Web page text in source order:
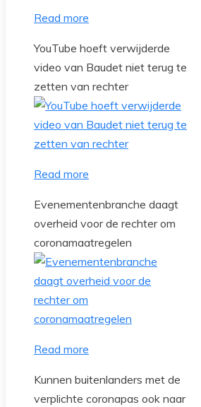
Read more
YouTube hoeft verwijderde
video van Baudet niet terug te
zetten van rechter
Read more
Evenementenbranche daagt
overheid voor de rechter om
coronamaatregelen
Read more
Kunnen buitenlanders met de
verplichte coronapas ook naar